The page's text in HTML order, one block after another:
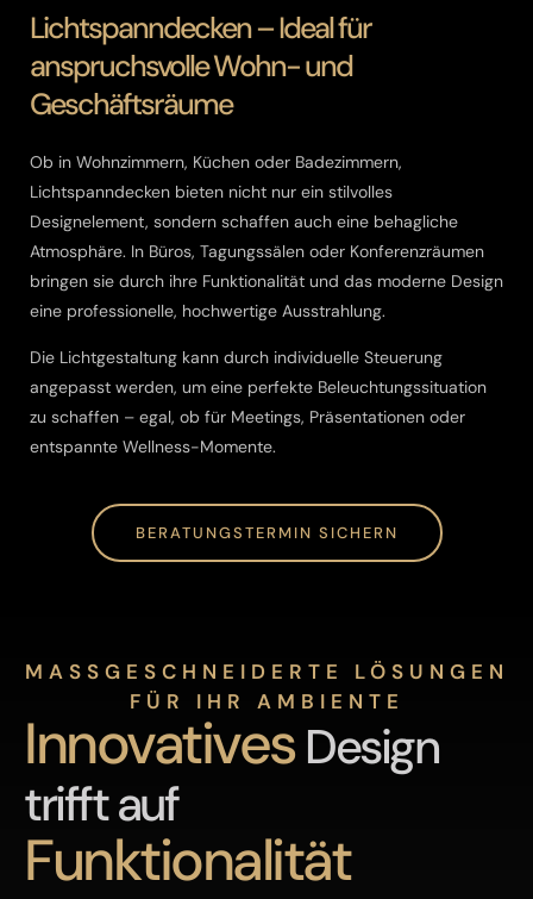
Lichtspanndecken – Ideal für
anspruchsvolle Wohn- und
Geschäftsräume
Ob in Wohnzimmern, Küchen oder Badezimmern,
Lichtspanndecken bieten nicht nur ein stilvolles
Designelement, sondern schaffen auch eine behagliche
Atmosphäre. In Büros, Tagungssälen oder Konferenzräumen
bringen sie durch ihre Funktionalität und das moderne Design
eine professionelle, hochwertige Ausstrahlung.
Die Lichtgestaltung kann durch individuelle Steuerung
angepasst werden, um eine perfekte Beleuchtungssituation
zu schaffen – egal, ob für Meetings, Präsentationen oder
entspannte Wellness-Momente.
BERATUNGSTERMIN SICHERN
MASSGESCHNEIDERTE LÖSUNGEN F
ÜR IHR AMBIENTE
InnovativesDesign
trifft auf
Funktionalität